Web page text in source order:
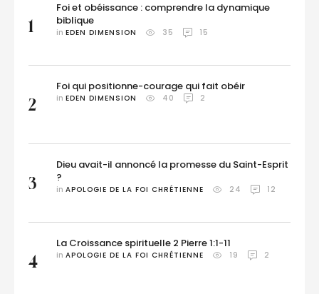
1
Foi et obéissance : comprendre la dynamique
biblique
in EDEN DIMENSION 35 15
2
Foi qui positionne-courage qui fait obéir
in EDEN DIMENSION 40 2
3
Dieu avait-il annoncé la promesse du Saint-Esprit
?
in APOLOGIE DE LA FOI CHRÉTIENNE 24 12
4
La Croissance spirituelle 2 Pierre 1:1-11
in APOLOGIE DE LA FOI CHRÉTIENNE 19 2